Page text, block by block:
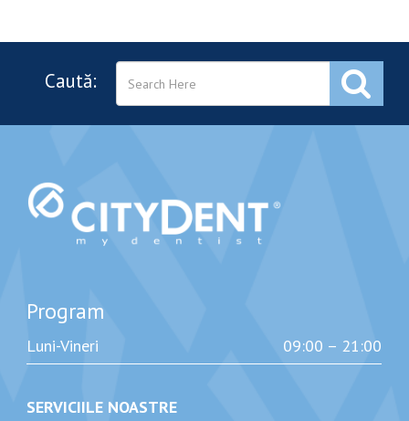
Caută:
Program
Luni-Vineri 09:00 – 21:00
SERVICIILE NOASTRE